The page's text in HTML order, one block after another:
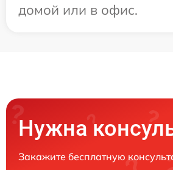
домой или в офис.
Нужна
Закажите бесплатную